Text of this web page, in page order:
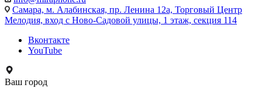
Самара, м. Алабинская, пр. Ленина 12а, Торговый Центр
Мелодия, вход с Ново-Садовой улицы, 1 этаж, секция 114
Вконтакте
YouTube
Ваш город